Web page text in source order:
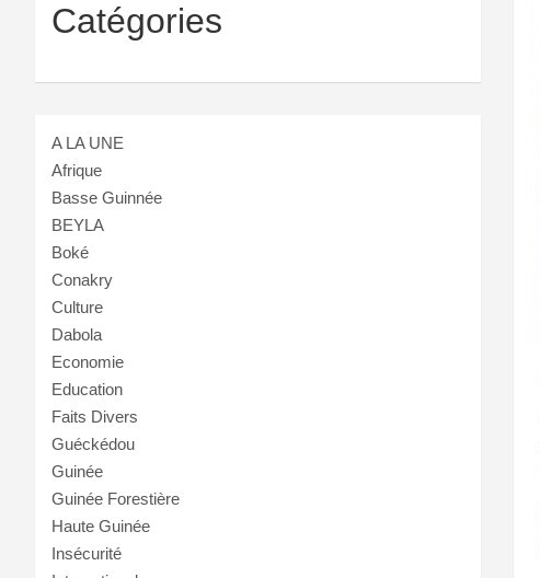
Catégories
A LA UNE
Afrique
Basse Guinnée
BEYLA
Boké
Conakry
Culture
Dabola
Economie
Education
Faits Divers
Guéckédou
Guinée
Guinée Forestière
Haute Guinée
Insécurité